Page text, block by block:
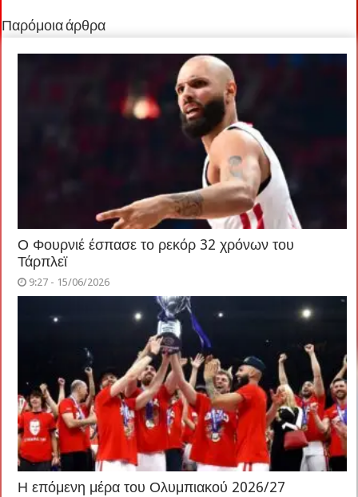
Παρόμοια άρθρα
Ο Φουρνιέ έσπασε το ρεκόρ 32 χρόνων του
Τάρπλεϊ
9:27 - 15/06/2026
Η επόμενη μέρα του Ολυμπιακού 2026/27